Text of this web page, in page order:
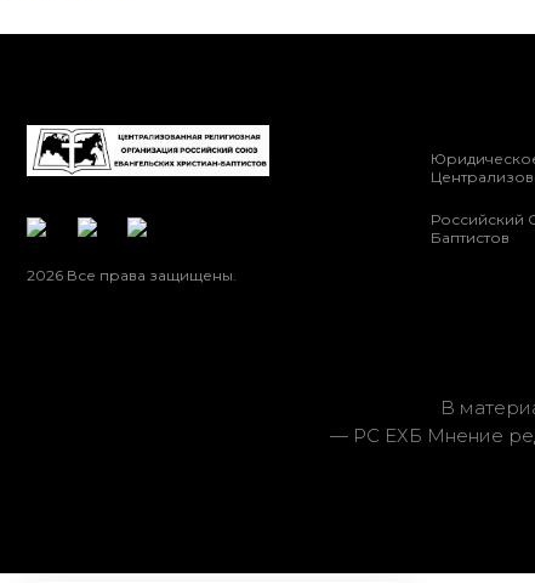
2026 Все права защищены.
Российский
Баптистов
В
— РС ЕХБ Мнение